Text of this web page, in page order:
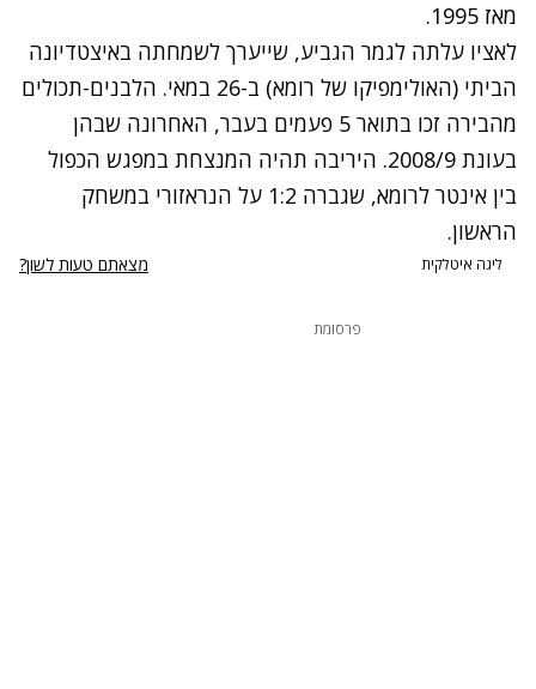
מאז 1995.
לאציו עלתה לגמר הגביע, שייערך לשמחתה באיצטדיונה
הביתי (האולימפיקו של רומא) ב-26 במאי. הלבנים-תכולים
מהבירה זכו בתואר 5 פעמים בעבר, האחרונה שבהן
בעונת 2008/9. היריבה תהיה המנצחת במפגש הכפול
בין אינטר לרומא, שגברה 1:2 על הנראזורי במשחק
הראשון.
ליגה איטלקית מצאתם טעות לשון?
פרסומת